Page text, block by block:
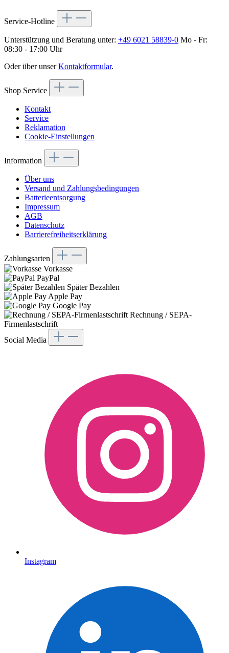
Service-Hotline
Unterstützung und Beratung unter: +49 6021 58839-0 Mo - Fr:
08:30 - 17:00 Uhr
Oder über unserKontaktformular.
Shop Service
Kontakt
Service
Reklamation
Cookie-Einstellungen
Information
Über uns
Versand und Zahlungsbedingungen
Batterieentsorgung
Impressum
AGB
Datenschutz
Barrierefreiheitserklärung
Zahlungsarten
Vorkasse
PayPal
Später Bezahlen
Apple Pay
Google Pay
Rechnung / SEPA-
Firmenlastschrift
Social Media
Instagram